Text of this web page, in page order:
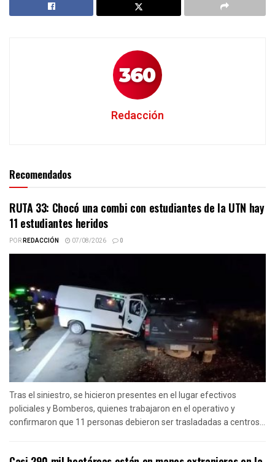
Redacción
Recomendados
RUTA 33: Chocó una combi con estudiantes de la UTN hay
11 estudiantes heridos
PORREDACCIÓN 07/08/2026 0
Tras el siniestro, se hicieron presentes en el lugar efectivos
policiales y Bomberos, quienes trabajaron en el operativo y
confirmaron que 11 personas debieron ser trasladadas a centros...